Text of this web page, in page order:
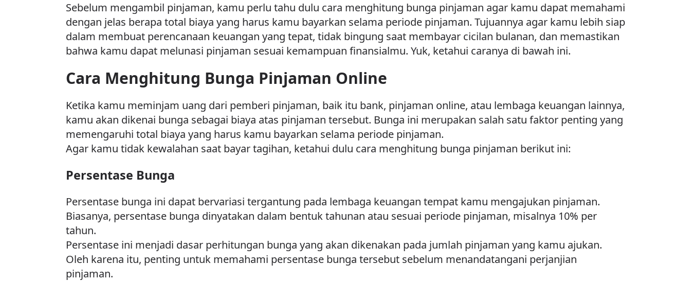
Sebelum mengambil pinjaman, kamu perlu tahu dulu cara menghitung bunga pinjaman agar kamu dapat memahami
dengan jelas berapa total biaya yang harus kamu bayarkan selama periode pinjaman. Tujuannya agar kamu lebih siap
dalam membuat perencanaan keuangan yang tepat, tidak bingung saat membayar cicilan bulanan, dan memastikan
bahwa kamu dapat melunasi pinjaman sesuai kemampuan finansialmu. Yuk, ketahui caranya di bawah ini.
Cara Menghitung Bunga Pinjaman Online
Ketika kamu meminjam uang dari pemberi pinjaman, baik itu bank, pinjaman online, atau lembaga keuangan lainnya,
kamu akan dikenai bunga sebagai biaya atas pinjaman tersebut. Bunga ini merupakan salah satu faktor penting yang
memengaruhi total biaya yang harus kamu bayarkan selama periode pinjaman.
Agar kamu tidak kewalahan saat bayar tagihan, ketahui dulu cara menghitung bunga pinjaman berikut ini:
Persentase Bunga
Persentase bunga ini dapat bervariasi tergantung pada lembaga keuangan tempat kamu mengajukan pinjaman.
Biasanya, persentase bunga dinyatakan dalam bentuk tahunan atau sesuai periode pinjaman, misalnya 10% per
tahun.
Persentase ini menjadi dasar perhitungan bunga yang akan dikenakan pada jumlah pinjaman yang kamu ajukan.
Oleh karena itu, penting untuk memahami persentase bunga tersebut sebelum menandatangani perjanjian
pinjaman.